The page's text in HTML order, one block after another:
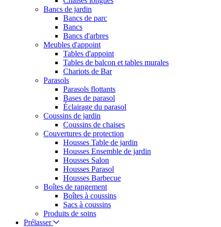
Bancs de jardin
Bancs de parc
Bancs
Bancs d'arbres
Meubles d'appoint
Tables d'appoint
Tables de balcon et tables murales
Chariots de Bar
Parasols
Parasols flottants
Bases de parasol
Éclairage du parasol
Coussins de jardin
Coussins de chaises
Couvertures de protection
Housses Table de jardin
Housses Ensemble de jardin
Housses Salon
Housses Parasol
Housses Barbecue
Boîtes de rangement
Boîtes à coussins
Sacs à coussins
Produits de soins
Prélasser